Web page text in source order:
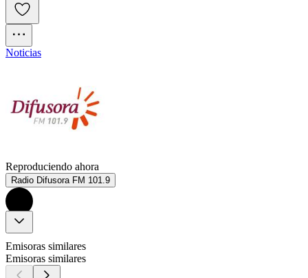
Noticias
Reproduciendo ahora
Radio Difusora FM 101.9
Emisoras similares
Emisoras similares